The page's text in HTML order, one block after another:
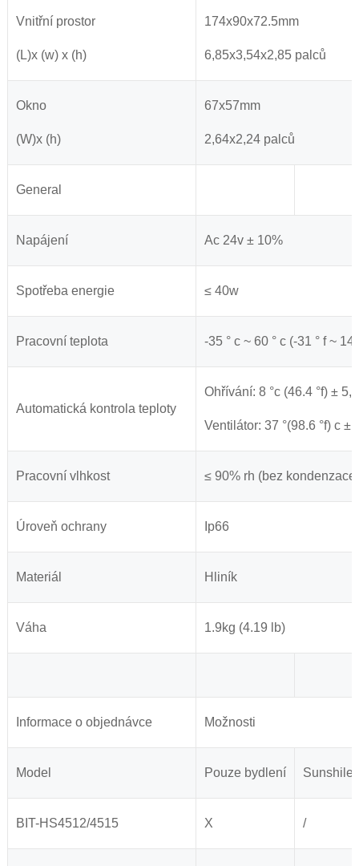
Vnitřní prostor
(L)x (w) x (h)
174x90x72.5mm
6,85x3,54x2,85 palců
Okno
(W)x (h)
67x57mm
2,64x2,24 palců
General
Napájení Ac 24v ± 10%
Spotřeba energie ≤ 40w
Pracovní teplota -35 ° c ~ 60 ° c (-31 ° f ~
Automatická kontrola teploty
Ohřívání: 8 °c (46.4 °f) ± 5,
Ventilátor: 37 °(98.6 °f) c ±
Pracovní vlhkost ≤ 90% rh (bez
Úroveň ochrany Ip66
Materiál Hliník
Váha 1.9kg (4.19 lb)
Informace o objednávce Možnosti
Model Pouze bydlení
BIT-HS4512/4515 X /